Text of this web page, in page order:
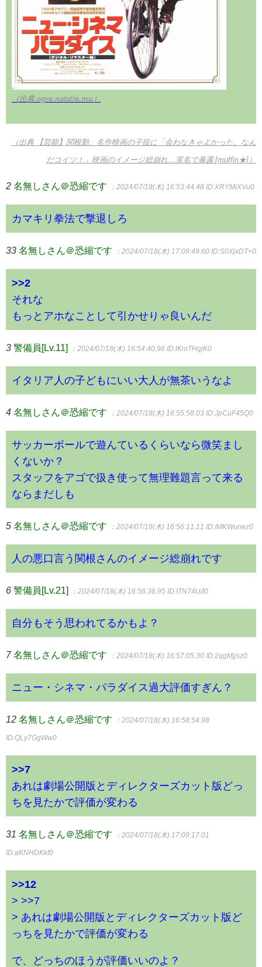
（出典 ogre.natalie.mu）
（出典 【芸能】関根勤、名作映画の子役に「会わなきゃよかった。なん
だコイツ！」映画のイメージ総崩れ…実名で暴露 [muffin★]）
2 名無しさん＠恐縮です ：2024/07/18(木) 16:53:44.48 ID:XRYMiXVu0
カマキリ拳法で撃退しろ
33 名無しさん＠恐縮です ：2024/07/18(木) 17:09:49.60 ID:S0XjxDT+0
>>2
それな
もっとアホなことして引かせりゃ良いんだ
3 警備員[Lv.11] ：2024/07/18(木) 16:54:40.96 ID:lKmTHgjK0
イタリア人の子どもにいい大人が無茶いうなよ
4 名無しさん＠恐縮です ：2024/07/18(木) 16:55:58.03 ID:JpCuF45Q0
サッカーボールで遊んているくらいなら微笑まし
くないか？
スタッフをアゴで扱き使って無理難題言って来る
ならまだしも
5 名無しさん＠恐縮です ：2024/07/18(木) 16:56:11.11 ID:/MKWunez0
人の悪口言う関根さんのイメージ総崩れです
6 警備員[Lv.21] ：2024/07/18(木) 16:56:36.95 ID:ITN74U/I0
自分もそう思われてるかもよ？
7 名無しさん＠恐縮です ：2024/07/18(木) 16:57:05.30 ID:2qgMjjsz0
ニュー・シネマ・パラダイス過大評価すぎん？
12 名無しさん＠恐縮です ：2024/07/18(木) 16:58:54.98
ID:QLy7GgWw0
>>7
あれは劇場公開版とディレクターズカット版どっ
ちを見たかで評価が変わる
31 名無しさん＠恐縮です ：2024/07/18(木) 17:09:17.01
ID:aKNHDKkf0
>>12
> >>7
> あれは劇場公開版とディレクターズカット版ど
っちを見たかで評価が変わる
で、どっちのほうが評価いいのよ？